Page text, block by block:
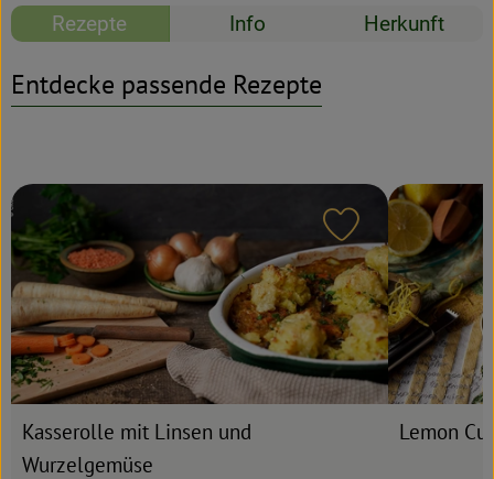
Rezepte Info Herkunft
Entdecke passende Rezepte
Kasserolle mit Linsen und
Wurzelgemüse
Rezept zu
Lemon